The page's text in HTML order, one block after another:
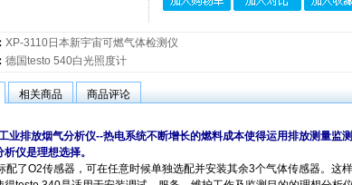
XP-3110日本新宇宙可燃气体检测仪
德国testo 540白光照度计
相关商品 商品评论
业排放烟气分析仪--热电系统不断增长的燃料成本使得运用排放测量监
仪是理想选择。
配了O2传感器，可在任意时候单独选配并安装其余3个气体传感器。这